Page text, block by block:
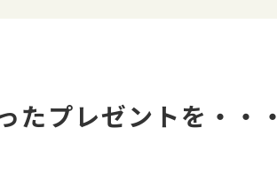
たプレゼントを・・・